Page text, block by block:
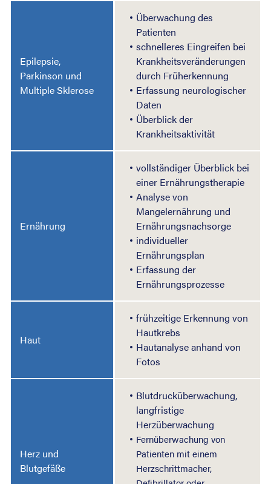
Epilepsie,
Parkinson und
Multiple Sklerose
Überwachung des
Patienten
schnelleres Eingreifen bei
Krankheitsveränderungen
durch Früherkennung
Erfassung neurologischer
Daten
Überblick der
Krankheitsaktivität
Ernährung
vollständiger Überblick bei
einer Ernährungstherapie
Analyse von
Mangelernährung und
Ernährungsnachsorge
individueller
Ernährungsplan
Erfassung der
Ernährungsprozesse
Haut
frühzeitige Erkennung von
Hautkrebs
Hautanalyse anhand von
Fotos
Herz und
Blutgefäße
Blutdrucküberwachung,
langfristige
Herzüberwachung
Fernüberwachung von
Patienten mit einem
Herzschrittmacher,